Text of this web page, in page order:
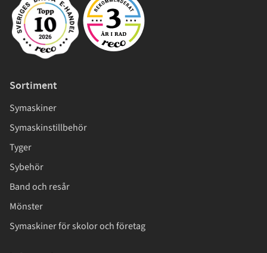
Sortiment
Symaskiner
Symaskinstillbehör
Tyger
Sybehör
Band och resår
Mönster
Symaskiner för skolor och företag